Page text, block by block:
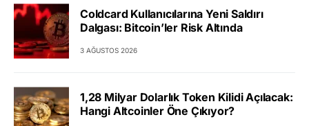
Coldcard Kullanıcılarına Yeni Saldırı
Dalgası: Bitcoin’ler Risk Altında
3 AĞUSTOS 2026
1,28 Milyar Dolarlık Token Kilidi Açılacak:
Hangi Altcoinler Öne Çıkıyor?